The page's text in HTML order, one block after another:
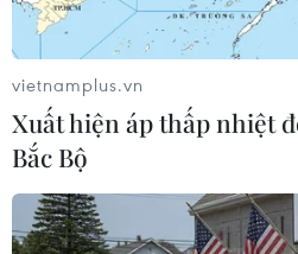
vietnamplus.vn
Xuất hiện áp thấp nhiệt
Bắc Bộ